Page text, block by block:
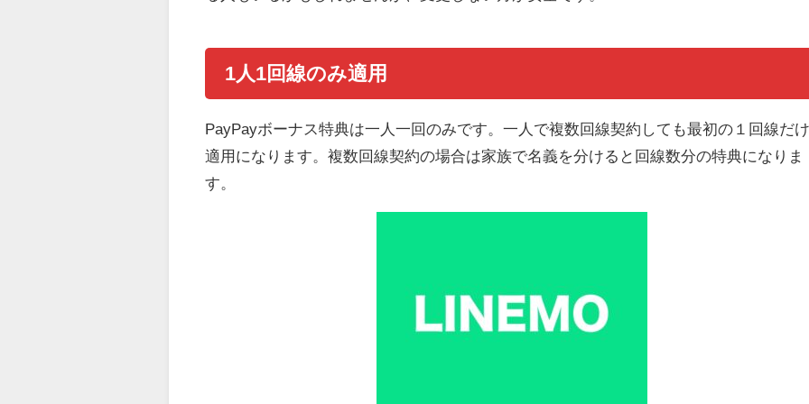
1人1回線のみ適用
PayPayボーナス特典は一人一回のみです。一人で複数回線契約しても最初の１回線だ
適用になります。複数回線契約の場合は家族で名義を分けると回線数分の特典になりま
す。